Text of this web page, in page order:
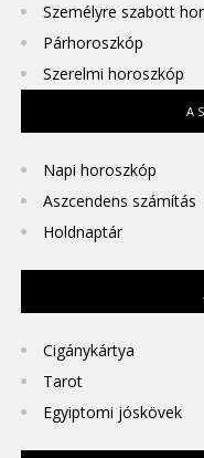
Személyre szabott
Párhoroszkóp
Szerelmi horoszkóp
Napi horoszkóp
Aszcendens számítás
Holdnaptár
Cigánykártya
Tarot
Egyiptomi jóskövek